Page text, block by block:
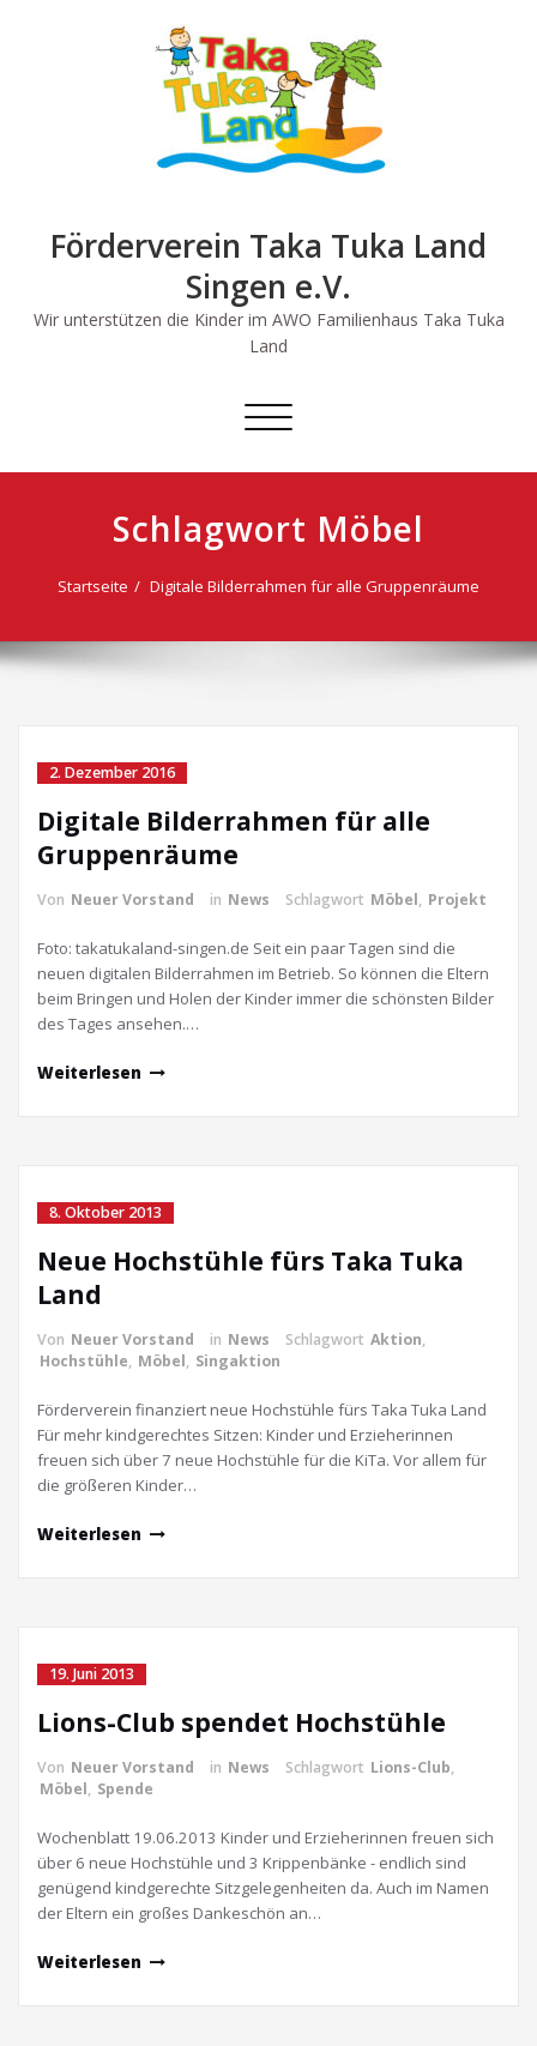
Förderverein Taka Tuka Land
Singen e.V.
Wir unterstützen die Kinder im AWO Familienhaus Taka Tuka
Land
Schalte
Schlagwort Möbel
Startseite Digitale Bilderrahmen für alle Gruppenräume
2. Dezember 2016
Digitale Bilderrahmen für alle
Gruppenräume
Von Neuer Vorstand in News Schlagwort Möbel, Projekt
Foto: takatukaland-singen.de Seit ein paar Tagen sind die
neuen digitalen Bilderrahmen im Betrieb. So können die Eltern
beim Bringen und Holen der Kinder immer die schönsten Bilder
des Tages ansehen.…
Weiterlesen
8. Oktober 2013
Neue Hochstühle fürs Taka Tuka
Land
Von Neuer Vorstand in News Schlagwort Aktion,
Hochstühle, Möbel, Singaktion
Förderverein finanziert neue Hochstühle fürs Taka Tuka Land
Für mehr kindgerechtes Sitzen: Kinder und Erzieherinnen
freuen sich über 7 neue Hochstühle für die KiTa. Vor allem für
die größeren Kinder…
Weiterlesen
19. Juni 2013
Lions-Club spendet Hochstühle
Von Neuer Vorstand in News Schlagwort Lions-Club,
Möbel, Spende
Wochenblatt 19.06.2013 Kinder und Erzieherinnen freuen sich
über 6 neue Hochstühle und 3 Krippenbänke - endlich sind
genügend kindgerechte Sitzgelegenheiten da. Auch im Namen
der Eltern ein großes Dankeschön an…
Weiterlesen